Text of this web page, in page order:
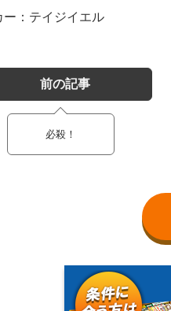
ー：テイジイエル
前の記事
必殺！